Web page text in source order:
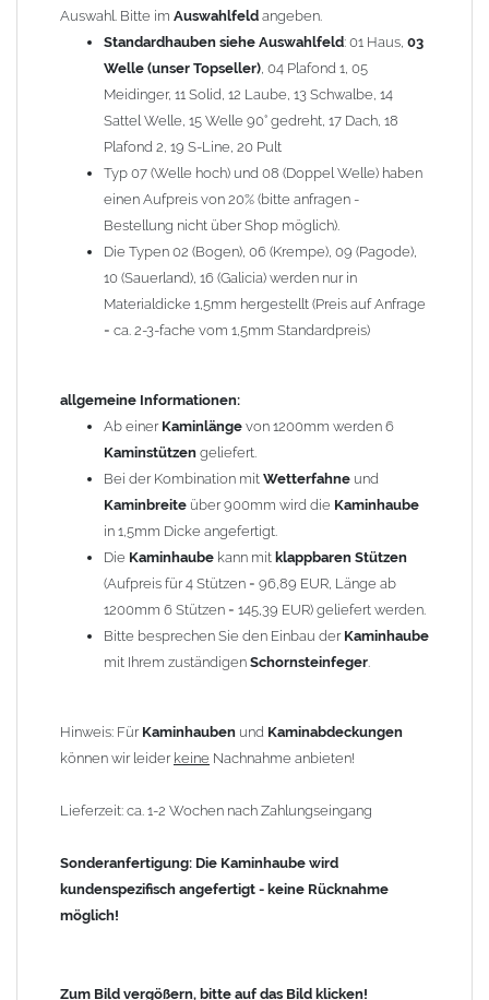
Hinweis: FürKaminhaubenundKaminabdeckungenkönnen wir
Nachnahme anbieten!
Lieferzeit: ca. 1-2 Wochen nach Zahlungseingang
Sonderanfertigung: Die Kaminhaube wird kundenspezifisch
angefertigt - keine Rücknahme möglich!
Zum Bild vergößern, bitte auf das Bild klicken!
Auswahl. Bitte im Auswahlfeld angeben.
Standardhauben siehe Auswahlfeld: 01 Haus, 03
Welle (unser Topseller), 04 Plafond 1, 05
Meidinger, 11 Solid, 12 Laube, 13 Schwalbe, 14
Sattel Welle, 15 Welle 90° gedreht, 17 Dach, 18
Plafond 2, 19 S-Line, 20 Pult
Typ 07 (Welle hoch) und 08 (Doppel Welle) haben
einen Aufpreis von 20% (bitte anfragen -
Bestellung nicht über Shop möglich).
Die Typen 02 (Bogen), 06 (Krempe), 09 (Pagode),
10 (Sauerland), 16 (Galicia) werden nur in
Materialdicke 1,5mm hergestellt (Preis auf Anfrage
= ca. 2-3-fache vom 1,5mm Standardpreis)
allgemeine Informationen:
Ab einer Kaminlänge von 1200mm werden 6
Kaminstützen geliefert.
Bei der Kombination mit Wetterfahne und
Kaminbreite über 900mm wird die Kaminhaube
in 1,5mm Dicke angefertigt.
Die Kaminhaube kann mit klappbaren Stützen
(Aufpreis für 4 Stützen = 96,89 EUR, Länge ab
1200mm 6 Stützen = 145,39 EUR) geliefert werden.
Bitte besprechen Sie den Einbau der Kaminhaube
mit Ihrem zuständigen Schornsteinfeger.
Hinweis: Für Kaminhauben und Kaminabdeckungen
können wir leider keine Nachnahme anbieten!
Lieferzeit: ca. 1-2 Wochen nach Zahlungseingang
Sonderanfertigung: Die Kaminhaube wird
kundenspezifisch angefertigt - keine Rücknahme
möglich!
Zum Bild vergößern, bitte auf das Bild klicken!